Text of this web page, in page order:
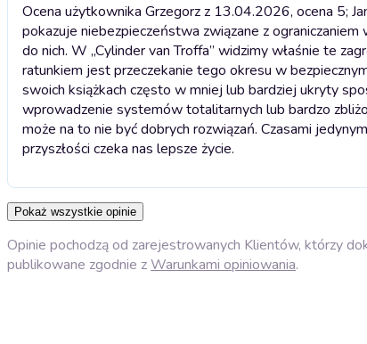
Ocena użytkownika Grzegorz z 13.04.2026, ocena 5;
pokazuje niebezpieczeństwa związane z
do nich. W „Cylinder van Troffa” widzimy właśnie te
ratunkiem jest przeczekanie tego okresu w
swoich książkach często w mniej lub bardziej ukryty
wprowadzenie systemów totalitarnych lub bardzo
może na to nie być dobrych rozwiązań. Czasami
przyszłości czeka nas lepsze życie.
Pokaż wszystkie opinie
Opinie pochodzą od zarejestrowanych Klientów, którzy
publikowane zgodnie zWarunkami opiniowania.